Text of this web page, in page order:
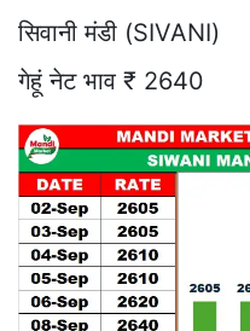
सिवानी मंडी (SIVANI)
गेहूं नेट भाव ₹ 2640